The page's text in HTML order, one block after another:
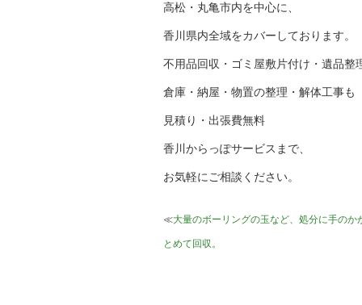
高松・丸亀市内を中心に、
香川県内全域をカバーしております。
不用品回収・ゴミ屋敷片付け・遺品整
倉庫・納屋・物置の整理・解体工事も
見積り・出張費無料
香川からっぽサービスまで、
お気軽にご相談ください。
≪大量のボーリングの玉など、処分に手のか
とめて回収。